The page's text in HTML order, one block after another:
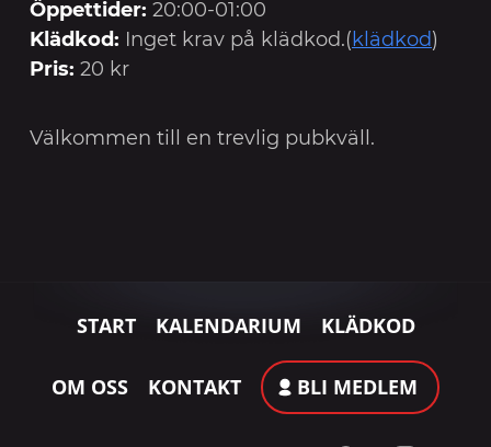
Öppettider: 20:00-01:00
Klädkod: Inget krav på klädkod.(klädkod)
Pris: 20 kr
Välkommen till en trevlig pubkväll.
START KALENDARIUM KLÄDKOD
OM OSS KONTAKT BLI MEDLEM